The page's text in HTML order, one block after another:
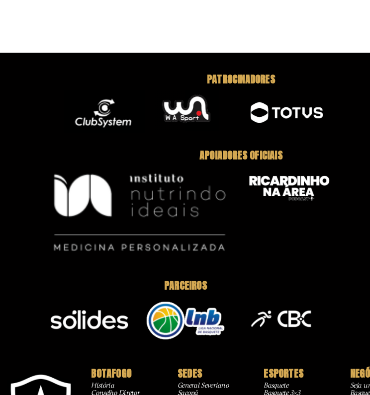
PATROCINADORES
APOIADORES OFICIAIS
PARCEIROS
BOTAFOGO
História
Conselho Diretor
SEDES
General Severiano
Sacopã
ESPORTES
Basquete
Basquete 3×3
Seja